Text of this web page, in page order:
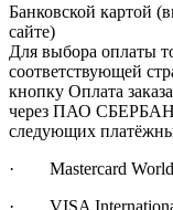
Банковской картой
сайте)
Для выбора оплаты
соответствующей
кнопку Оплата
через ПАО
следующих
· Mastercard
· VISA